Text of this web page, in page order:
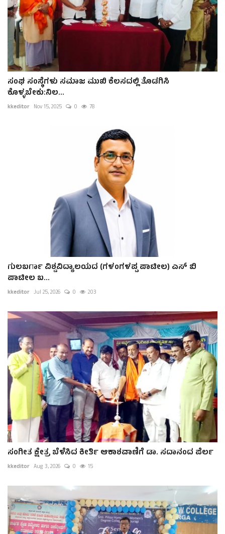
ಸಂಘ ಸಂಸ್ಥೆಗಳು ಸಮಾಜ ಮುಖಿ ಕೆಲಸದಲ್ಲಿ ತೊಡಗಿಸಿ
ಕೊಳ್ಳಬೇಕು:ನಿಲ...
kkeditor Nov 15, 2025 0 78
ಗುಲಬರ್ಗಾ ವಿಶ್ವವಿದ್ಯಾಲಯದ (ಗಳಂಗಳಪ್ಪ ಪಾಟೀಲ) ಎಸ್ ಬಿ
ಪಾಟೀಲ ಬ...
kkeditor Jul 25, 2026 0 203
ಸಂಗೀತ ಕ್ಷೇತ್ರ ಬೆಳೆಸಿದ ಕೀರ್ತಿ ಆಕಾಶವಾಣಿಗೆ ಡಾ. ಸದಾನಂದ ಪೆರ್ಲ
kkeditor Aug 3, 2026 0 15